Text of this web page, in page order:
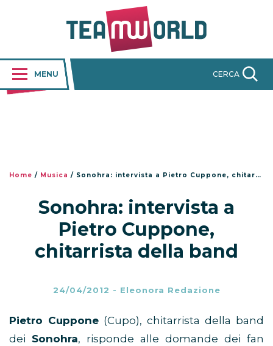
MENU CERCA
Home / Musica / Sonohra: intervista a Pietro Cuppone, chitarrista della band
Sonohra: intervista a
Pietro Cuppone,
chitarrista della band
24/04/2012 - Eleonora Redazione
Pietro Cuppone (Cupo), chitarrista della band
dei Sonohra, risponde alle domande dei fan